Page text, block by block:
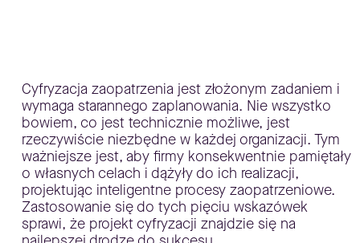
Cyfryzacja zaopatrzenia jest złożonym zadaniem i
wymaga starannego zaplanowania. Nie wszystko
bowiem, co jest technicznie możliwe, jest
rzeczywiście niezbędne w każdej organizacji. Tym
ważniejsze jest, aby firmy konsekwentnie pamiętały
o własnych celach i dążyły do ich realizacji,
projektując inteligentne procesy zaopatrzeniowe.
Zastosowanie się do tych pięciu wskazówek
sprawi, że projekt cyfryzacji znajdzie się na